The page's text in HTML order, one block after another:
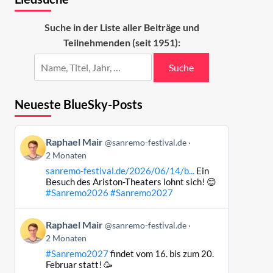
Suche in der Liste aller Beiträge und
Teilnehmenden (seit 1951):
Suche
Neueste BlueSky-Posts
Beitrag
von
Raphael
Raphael Mair @sanremo-festival.de
2 Monaten
sanremo-festival.de/2026/06/14/b...Ein
Besuch des Ariston-Theaters lohnt sich! 😊
#Sanremo2026 #Sanremo2027
Beitrag
von
Raphael
Raphael Mair @sanremo-festival.de
2 Monaten
#Sanremo2027findet vom 16. bis zum 20.
Februar statt! 🥳